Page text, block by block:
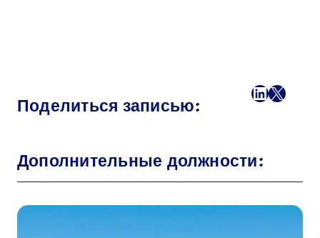
Поделиться записью:
Facebook
LinkedIn
X
Дополнительные должности: